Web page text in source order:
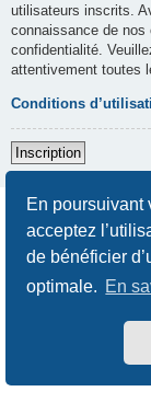
En poursuivant
acceptez
de bénéficier
optimale. En
utilisateurs inscrits.
connaissance de nos
confidentialité.
attentivement toutes
Conditions
Inscription